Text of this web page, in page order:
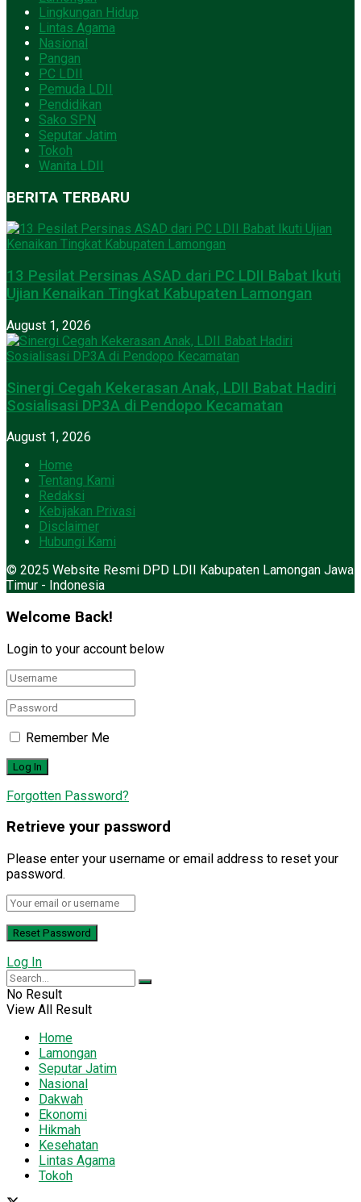
Lingkungan Hidup
Lintas Agama
Nasional
Pangan
PC LDII
Pemuda LDII
Pendidikan
Sako SPN
Seputar Jatim
Tokoh
Wanita LDII
BERITA TERBARU
13 Pesilat Persinas ASAD dari PC LDII Babat Ikuti
Ujian Kenaikan Tingkat Kabupaten Lamongan
August 1, 2026
Sinergi Cegah Kekerasan Anak, LDII Babat Hadiri
Sosialisasi DP3A di Pendopo Kecamatan
August 1, 2026
Home
Tentang Kami
Redaksi
Kebijakan Privasi
Disclaimer
Hubungi Kami
© 2025 Website Resmi DPD LDII Kabupaten Lamongan Jawa
Timur - Indonesia
Welcome Back!
Login to your account below
Remember Me
Forgotten Password?
Retrieve your password
Please enter your username or email address to reset your
password.
Log In
No Result
View All Result
Home
Lamongan
Seputar Jatim
Nasional
Dakwah
Ekonomi
Hikmah
Kesehatan
Lintas Agama
Tokoh